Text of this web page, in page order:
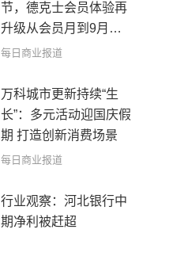
节，德克士会员体验再
升级从会员月到9月
GOOD节，德克士会员
每日商业报道
万科城市更新持续“生
长”：多元活动迎国庆假
期 打造创新消费场景
每日商业报道
行业观察：河北银行中
期净利被赶超